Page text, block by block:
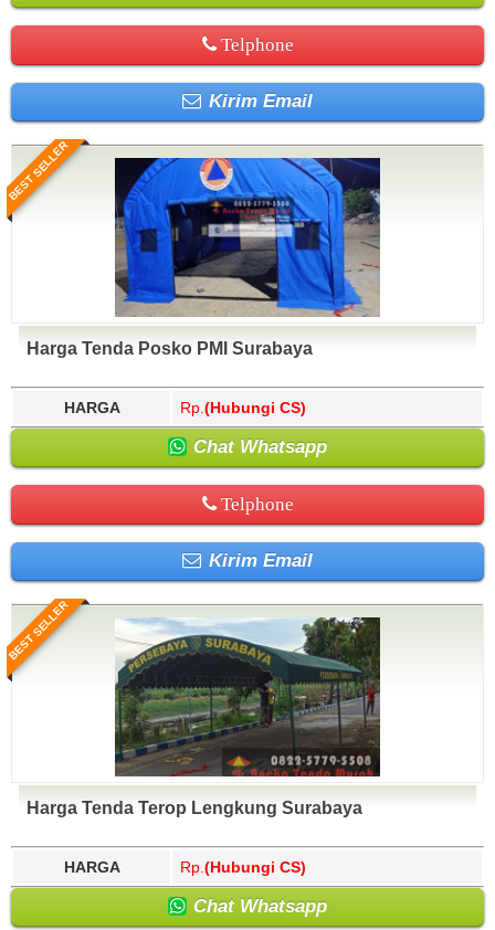
Telphone
Kirim Email
BEST SELLER
Harga Tenda Posko PMI Surabaya
HARGA Rp. (Hubungi CS)
Chat Whatsapp
Telphone
Kirim Email
BEST SELLER
Harga Tenda Terop Lengkung Surabaya
HARGA Rp. (Hubungi CS)
Chat Whatsapp